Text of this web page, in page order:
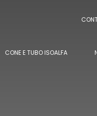
CONE E TUBO ISOALFA